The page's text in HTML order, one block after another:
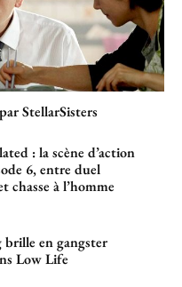
StellarSisters
: la scène d’action
6, entre duel
chasse à l’homme
brille en gangster
Low Life